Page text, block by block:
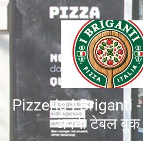
Pizzeria I Briganti
अपनी टेबल